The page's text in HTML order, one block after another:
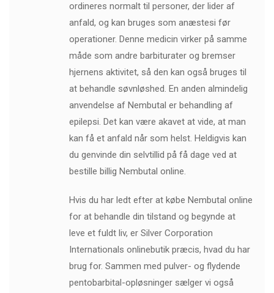
ordineres normalt til personer, der lider af
anfald, og kan bruges som anæstesi før
operationer. Denne medicin virker på samme
måde som andre barbiturater og bremser
hjernens aktivitet, så den kan også bruges til
at behandle søvnløshed. En anden almindelig
anvendelse af Nembutal er behandling af
epilepsi. Det kan være akavet at vide, at man
kan få et anfald når som helst. Heldigvis kan
du genvinde din selvtillid på få dage ved at
bestille billig Nembutal online.
Hvis du har ledt efter at købe Nembutal online
for at behandle din tilstand og begynde at
leve et fuldt liv, er Silver Corporation
Internationals onlinebutik præcis, hvad du har
brug for. Sammen med pulver- og flydende
pentobarbital-opløsninger sælger vi også